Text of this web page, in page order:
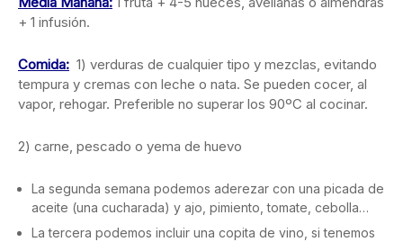
+ 1 infusión.
Comida: 1) verduras de cualquier tipo y mezclas, evitando
tempura y cremas con leche o nata. Se pueden cocer, al
vapor, rehogar. Preferible no superar los 90ºC al cocinar.
2) carne, pescado o yema de huevo
La segunda semana podemos aderezar con una picada de
aceite (una cucharada) y ajo, pimiento, tomate, cebolla…
La tercera podemos incluir una copita de vino, si tenemos